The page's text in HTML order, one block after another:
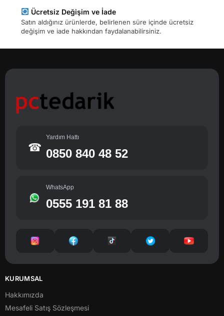
Ücretsiz Değişim ve İade
Satın aldığınız ürünlerde, belirlenen süre içinde ücretsiz
değişim ve iade hakkından faydalanabilirsiniz.
☎
Yardım Hattı
0850 840 48 52
WhatsApp
0555 191 81 88
KURUMSAL
Hakkımızda
Mesafeli Satış Sözleşmesi